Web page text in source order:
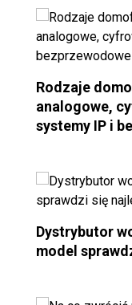
Rodzaje
analogowe,
systemy IP i
Dystrybutor
model